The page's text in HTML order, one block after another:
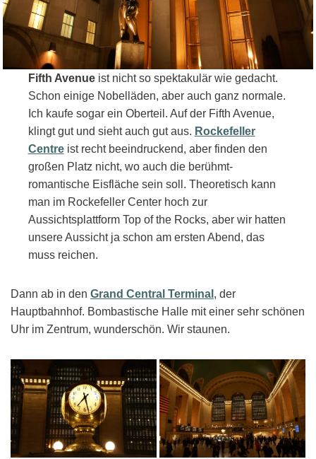
Fifth Avenueist nicht so spektakulär wie gedacht.
Schon einige Nobelläden, aber auch ganz normale.
Ich kaufe sogar ein Oberteil. Auf der Fifth Avenue,
klingt gut und sieht auch gut aus. Rockefeller
Centreist recht beeindruckend, aber finden den
großen Platz nicht, wo auch die berühmt-
romantische Eisfläche sein soll. Theoretisch kann
man im Rockefeller Center hoch zur
Aussichtsplattform Top of the Rocks, aber wir hatten
unsere Aussicht ja schon am ersten Abend, das
muss reichen.
Dann ab in den Grand Central Terminal , der
Hauptbahnhof. Bombastische Halle mit einer sehr schönen
Uhr im Zentrum, wunderschön. Wir staunen.